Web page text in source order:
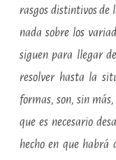
rasgos distintivos de
nada sobre los
siguen para llegar
resolver hasta la
formas, son, sin
que es necesario
hecho en que habrá